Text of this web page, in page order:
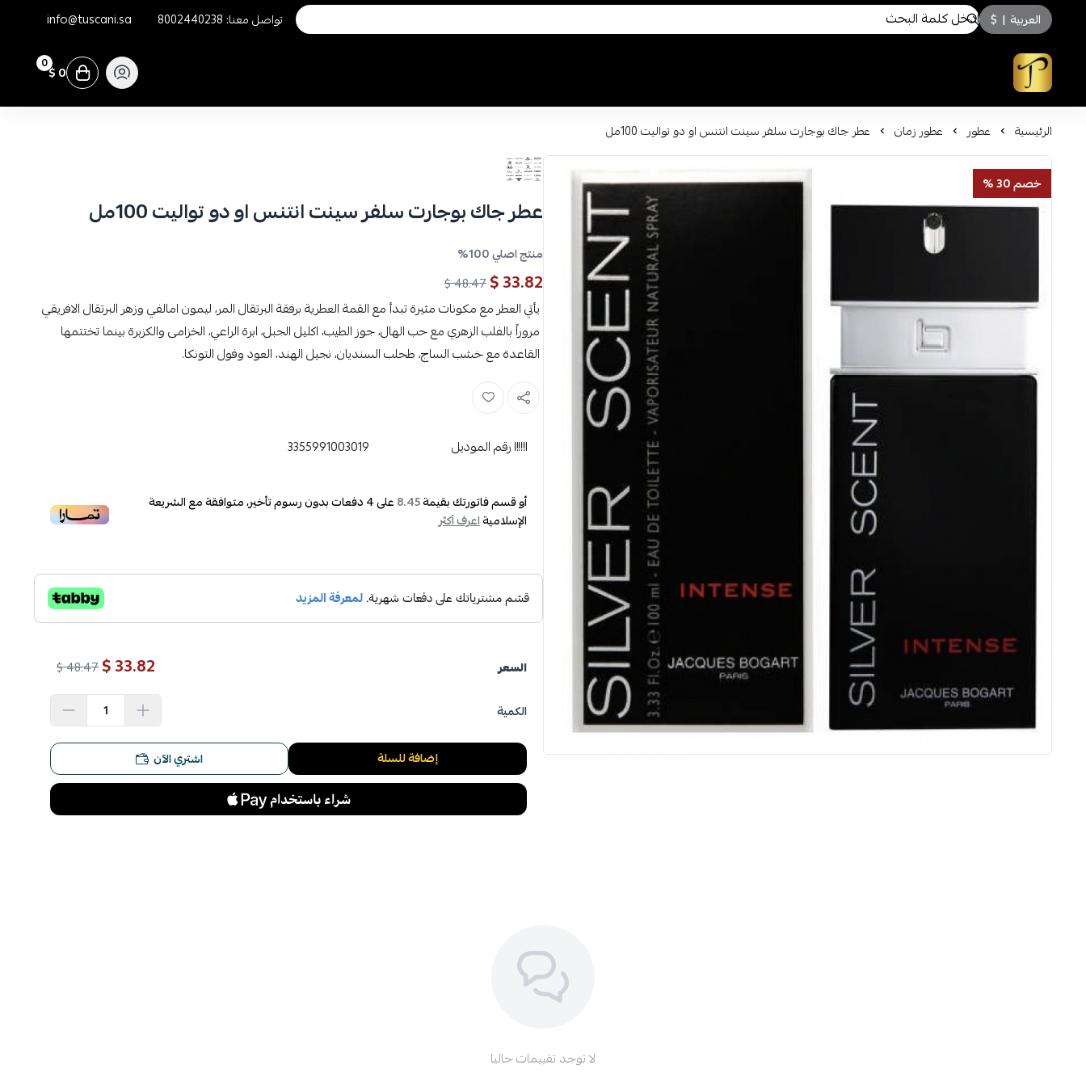
العربية |
$ تواصل معنا: 8002440238
info@tuscani.sa
توسكاني للعطور
0 0 $
الرئيسية عطور عطور زمان عطر جاك بوجارت سلفر سينت انتنس او دو تواليت 100مل
خصم 30 %
عطر جاك بوجارت سلفر سينت انتنس او دو تواليت 100مل
منتج اصلي 100%
33.82 $
48.47 $
يأتي العطر مع مكونات مثيرة تبدأ مع القمة العطرية برفقة البرتقال المر، ليمون امالفي وزهر البرتقال الافريقي
مروراً بالفلب الزهري مع حب الهال، جوز الطيب، اكليل الجبل، ابرة الراعي، الخزامى والكزبرة بينما تختتمها
القاعدة مع خشب الساج، طحلب السنديان، نجيل الهند، العود وفول التونكا.
رقم الموديل 3355991003019
أو قسم فاتورتك بقيمة8.45 على4دفعات بدون رسوم تأخير، متوافقة مع الشريعة
الإسلاميةاعرف أكثر
السعر 33.82 $
48.47 $
الكمية
إضافة للسلة اشتري الآن
لا توجد تقييمات حاليا